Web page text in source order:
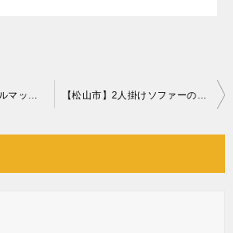
【新居浜市】セミダブルマットレスの回収・処分ご依頼 お客様の声 【松山市】2人掛けソファーの回収・処分ご依頼 お客様の声